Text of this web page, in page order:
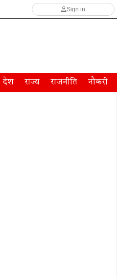
Sign in
देश राज्य राजनीति नौकरी